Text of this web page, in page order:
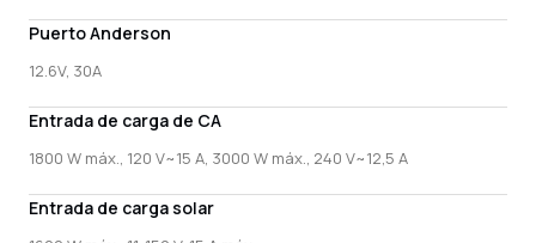
Puerto Anderson
12.6V, 30A
Entrada de carga de CA
1800 W máx., 120 V~15 A, 3000 W máx., 240 V~12,5 A
Entrada de carga solar